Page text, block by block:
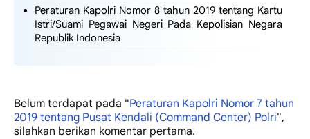
Peraturan Kapolri Nomor 8 tahun 2019 tentang Kartu
Istri/Suami Pegawai Negeri Pada Kepolisian Negara
Republik Indonesia
Belum terdapat pada "Peraturan Kapolri Nomor 7 tahun
2019 tentang Pusat Kendali (Command Center) Polri",
silahkan berikan komentar pertama.